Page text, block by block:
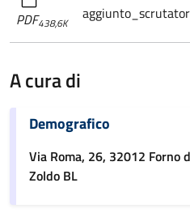
PDF438,6K
A cura di
Demografico
Via Roma, 26, 32012 Forno
Zoldo BL